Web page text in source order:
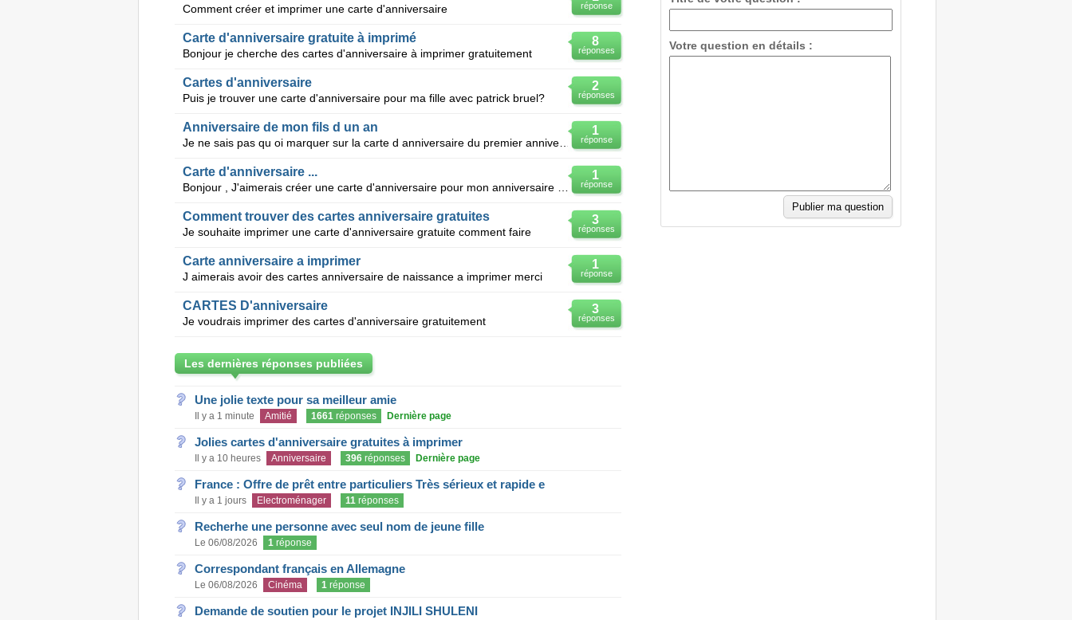
réponse
Comment créer et imprimer une carte d'anniversaire
8
réponses
Carte d'anniversaire gratuite à imprimé
Bonjour je cherche des cartes d'anniversaire à imprimer gratuitement
2
réponses
Cartes d'anniversaire
Puis je trouver une carte d'anniversaire pour ma fille avec patrick bruel?
1
réponse
Anniversaire de mon fils d un an
Je ne sais pas qu oi marquer sur la carte d anniversaire du premier anniversaire de mon fils la cart
1
réponse
Carte d'anniversaire ...
3
réponses
Comment trouver des cartes anniversaire gratuites
Je souhaite imprimer une carte d'anniversaire gratuite comment faire
1
réponse
Carte anniversaire a imprimer
J aimerais avoir des cartes anniversaire de naissance a imprimer merci
3
réponses
CARTES D'anniversaire
Je voudrais imprimer des cartes d'anniversaire gratuitement
Les dernières réponses publiées
Une jolie texte pour sa meilleur amie
Il y a 1 minute Amitié 1661réponses Dernière page
Jolies cartes d'anniversaire gratuites à imprimer
Il y a 10 heures Anniversaire 396réponses Dernière page
France : Offre de prêt entre particuliers Très sérieux et rapide e
Il y a 1 jours Electroménager 11réponses
Recherhe une personne avec seul nom de jeune fille
Le 06/08/2026 1réponse
Correspondant français en Allemagne
Le 06/08/2026 Cinéma 1réponse
Demande de soutien pour le projet INJILI SHULENI
Votre question en détails :